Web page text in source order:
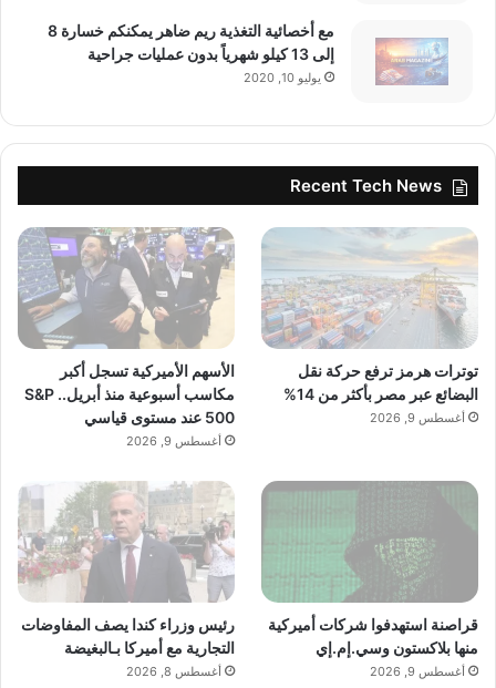
مع أخصائية التغذية ريم ضاهر يمكنكم خسارة 8
إلى 13 كيلو شهرياً بدون عمليات جراحية
يوليو 10, 2020
Recent Tech News
توترات هرمز ترفع حركة نقل
البضائع عبر مصر بأكثر من 14%
أغسطس 9, 2026
الأسهم الأميركية تسجل أكبر
مكاسب أسبوعية منذ أبريل.. S&P
500 عند مستوى قياسي
أغسطس 9, 2026
قراصنة استهدفوا شركات أميركية
منها بلاكستون وسي.إم.إي
أغسطس 9, 2026
رئيس وزراء كندا يصف المفاوضات
التجارية مع أميركا بـالبغيضة
أغسطس 8, 2026